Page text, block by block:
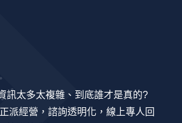
訊太多太複雜、到底誰才是真的?
派經營，諮詢透明化，線上專人回